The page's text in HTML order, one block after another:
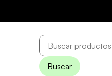
Buscar